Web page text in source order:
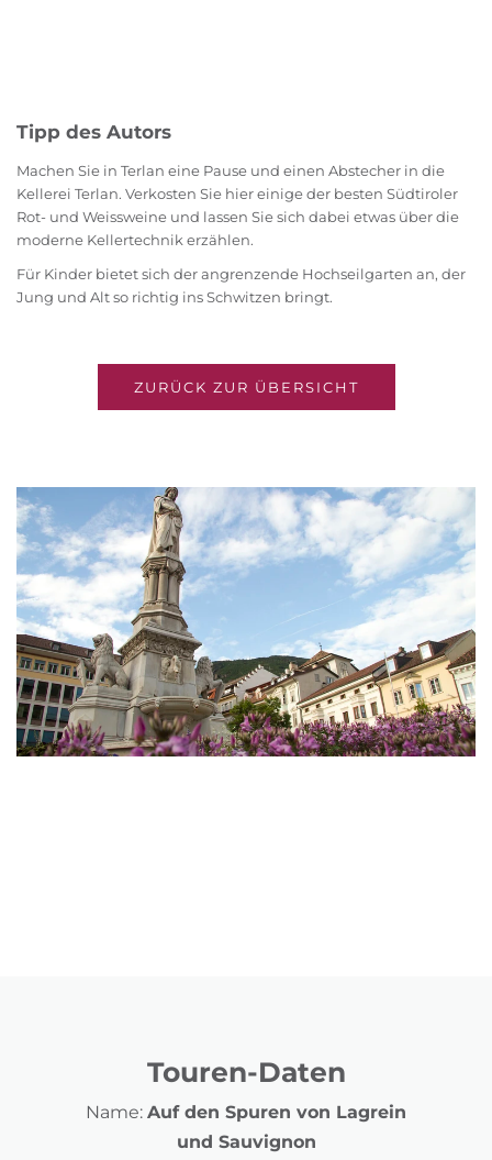
Tipp des Autors
Machen Sie in Terlan eine Pause und einen Abstecher in die
Kellerei Terlan. Verkosten Sie hier einige der besten Südtiroler
Rot- und Weissweine und lassen Sie sich dabei etwas über die
moderne Kellertechnik erzählen.
Für Kinder bietet sich der angrenzende Hochseilgarten an, der
Jung und Alt so richtig ins Schwitzen bringt.
ZURÜCK ZUR ÜBERSICHT
Touren-Daten
Name: Auf den Spuren von Lagrein
und Sauvignon